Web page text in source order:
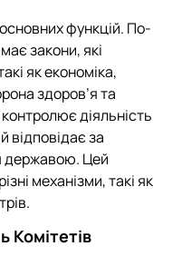
функцій. По-
закони, які
як економіка,
здоров’я та
діяльність
відповідає за
державою. Цей
механізми, такі як
Комітетів